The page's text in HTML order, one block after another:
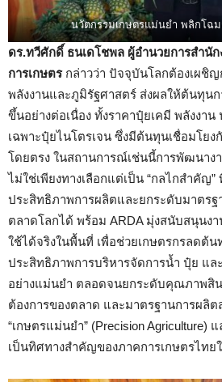
นวัตกรรมเกษตรแม่นยำ พลิกโฉ
ดร.ทวีศักดิ์ ธนเดโชพล ผู้อำนวยการสำนั
การเกษตรกล่าวว่า ปัจจุบันโลกต้องเผชิ
พลังงานและภูมิรัฐศาสตร์ ส่งผลให้ต้นทุน
ขึ้นอย่างต่อเนื่อง ทั้งราคาปุ๋ยเคมี พลังงา
เฉพาะปุ๋ยไนโตรเจน ซึ่งมีต้นทุนเชื่อมโยง
โดยตรง ในสถานการณ์เช่นนี้การพัฒนาง
ไม่ใช่เพียงทางเลือกแต่เป็น “กลไกสำคัญ
ประสิทธิภาพการผลิตและยกระดับมาตร
ตลาดโลกได้ พร้อม ARDA มุ่งสนับสนุนง
ใช้ได้จริงในพื้นที่ เพื่อช่วยเกษตรกรลดต้น
ประสิทธิภาพการบริหารจัดการน้ำ ปุ๋ย แล
อย่างแม่นยำ ตลอดจนยกระดับคุณภาพสิ
ต้องการของตลาด และมาตรฐานการผลิ
“เกษตรแม่นยำ” (Precision Agriculture) แ
เป็นทิศทางสำคัญของภาคการเกษตรไทย